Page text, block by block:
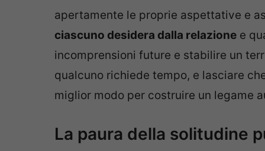
apertamente le proprie aspettative e
ciascuno desidera dalla relazione e
incomprensioni future e stabilire un
qualcuno richiede tempo, e lasciare
miglior modo per costruire un legame
La paura della solitudine